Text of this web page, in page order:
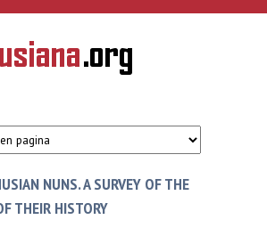
gaan
NUNS. A SURVEY OF THE
THEIR HISTORY